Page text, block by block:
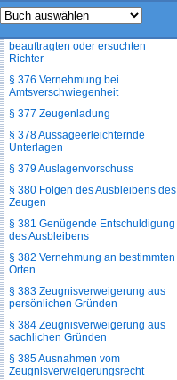
§ 374
beauftragten oder ersuchten
Richter
§ 376 Vernehmung bei
Amtsverschwiegenheit
§ 377 Zeugenladung
§ 378 Aussageerleichternde
Unterlagen
§ 379 Auslagenvorschuss
§ 380 Folgen des Ausbleibens des
Zeugen
§ 381 Genügende Entschuldigung
des Ausbleibens
§ 382 Vernehmung an bestimmten
Orten
§ 383 Zeugnisverweigerung aus
persönlichen Gründen
§ 384 Zeugnisverweigerung aus
sachlichen Gründen
§ 385 Ausnahmen vom
Zeugnisverweigerungsrecht